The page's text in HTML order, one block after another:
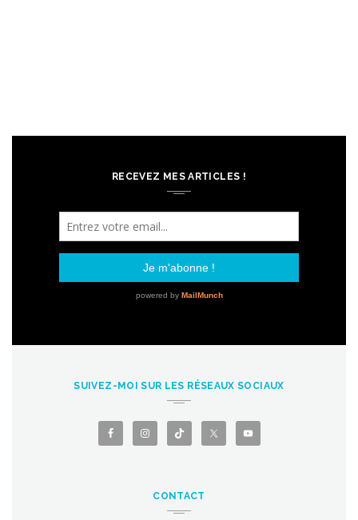
RECEVEZ MES ARTICLES !
SUIVEZ-MOI SUR LES RÉSEAUX SOCIAUX
CONTACT